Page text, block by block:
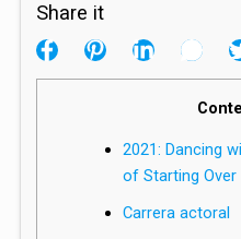
Share it
2021: Dancing
of Starting Over
Carrera actoral